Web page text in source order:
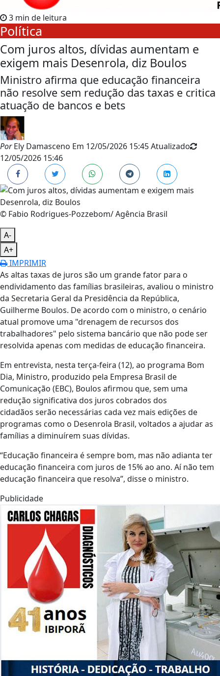
3 min de leitura
Política
Com juros altos, dívidas aumentam e
exigem mais Desenrola, diz Boulos
Ministro afirma que educação financeira
não resolve sem redução das taxas e critica
atuação de bancos e bets
PorEly Damasceno Em 12/05/2026 15:45Atualizado
12/05/2026 15:46
© Fabio Rodrigues-Pozzebom/ Agência Brasil
A-
A+
IMPRIMIR
As altas taxas de juros são um grande fator para o
endividamento das famílias brasileiras, avaliou o ministro
da Secretaria Geral da Presidência da República,
Guilherme Boulos. De acordo com o ministro, o cenário
atual promove uma "drenagem de recursos dos
trabalhadores" pelo sistema bancário que não pode ser
resolvida apenas com medidas de educação financeira.
Em entrevista, nesta terça-feira (12), ao programa Bom
Dia, Ministro, produzido pela Empresa Brasil de
Comunicação (EBC), Boulos afirmou que, sem uma
redução significativa dos juros cobrados dos
cidadãos serão necessárias cada vez mais edições de
programas como o Desenrola Brasil, voltados a ajudar as
famílias a diminuírem suas dívidas.
“Educação financeira é sempre bom, mas não adianta ter
educação financeira com juros de 15% ao ano. Aí não tem
educação financeira que resolva”, disse o ministro.
Publicidade